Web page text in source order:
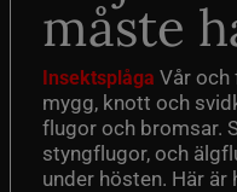
måste
Insektsplåga Vår och
mygg, knott och
flugor och bromsar.
styngflugor, och
under hösten. Här